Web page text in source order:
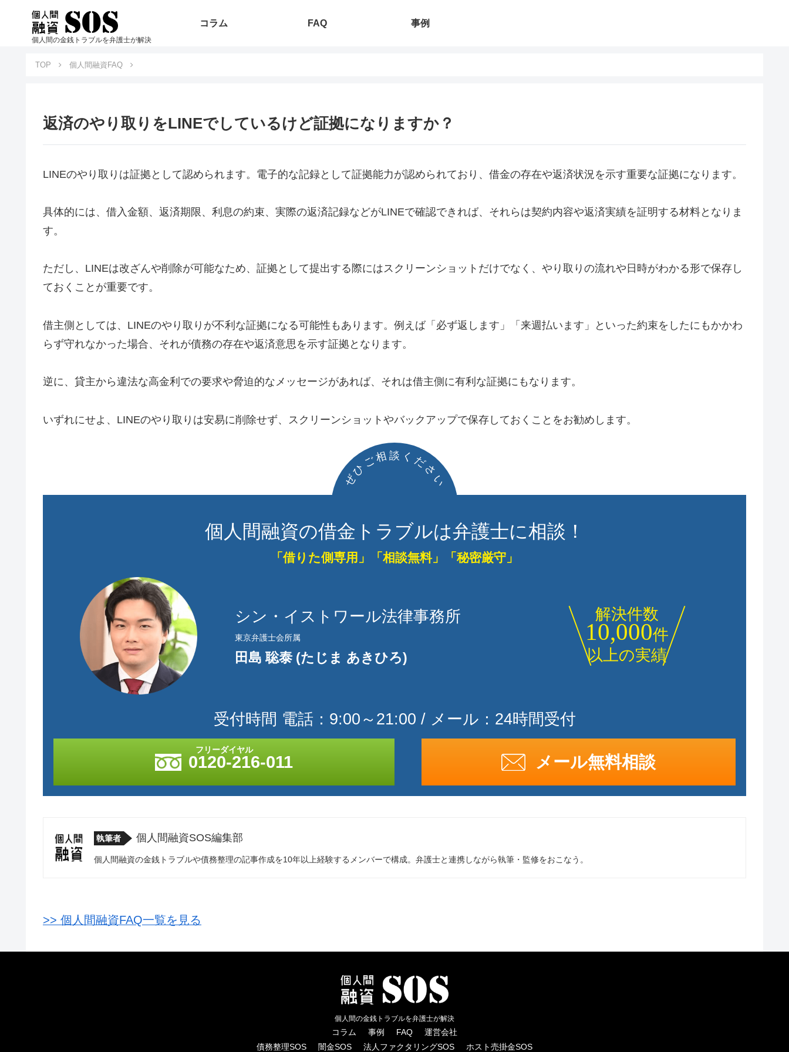
個人間の金銭トラブルを弁護士が解決
コラム FAQ 事例
TOP 個人間融資FAQ
返済のやり取りをLINEでしているけど証拠になりますか？
LINEのやり取りは証拠として認められます。電子的な記録として証拠能力が認められており、借金の存在や返済状況を示す重要な証拠になります。
具体的には、借入金額、返済期限、利息の約束、実際の返済記録などがLINEで確認できれば、それらは契約内容や返済実績を証明する材料となりま
す。
ただし、LINEは改ざんや削除が可能なため、証拠として提出する際にはスクリーンショットだけでなく、やり取りの流れや日時がわかる形で保存し
ておくことが重要です。
借主側としては、LINEのやり取りが不利な証拠になる可能性もあります。例えば「必ず返します」「来週払います」といった約束をしたにもかかわ
らず守れなかった場合、それが債務の存在や返済意思を示す証拠となります。
逆に、貸主から違法な高金利での要求や脅迫的なメッセージがあれば、それは借主側に有利な証拠にもなります。
いずれにせよ、LINEのやり取りは安易に削除せず、スクリーンショットやバックアップで保存しておくことをお勧めします。
ぜ
ひ
ご相 談 く だ
さ
い
個人間融資の借金トラブルは弁護士に相談！
「借りた側専用」 「相談無料」「秘密厳守」
シン・イストワール法律事務所
東京弁護士会所属
田島 聡泰 (たじま あきひろ)
解決件数
10,000件
以上の実績
受付時間 電話：9:00～21:00 /メール：24時間受付
0120-216-011 メール無料相談
執筆者 個人間融資SOS編集部
個人間融資の金銭トラブルや債務整理の記事作成を10年以上経験するメンバーで構成。弁護士と連携しながら執筆・監修をおこなう。
>> 個人間融資FAQ一覧を見る
個人間の金銭トラブルを弁護士が解決
コラム 事例 FAQ
運営会社
債務整理SOS
闇金SOS 法人ファクタリングSOS ホスト売掛金SOS